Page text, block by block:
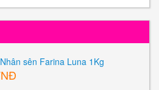
sên Farina Luna 1Kg